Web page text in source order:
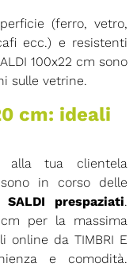
(ferro, vetro,
ecc.) e resistenti
100x22 cm sono
sulle vetrine.
cm: ideali
alla tua clientela
in corso delle
SALDI prespaziati.
per la massima
online da TIMBRI E
e comodità.